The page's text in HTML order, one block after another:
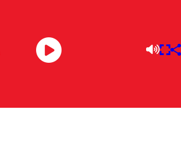
Descarga la APP